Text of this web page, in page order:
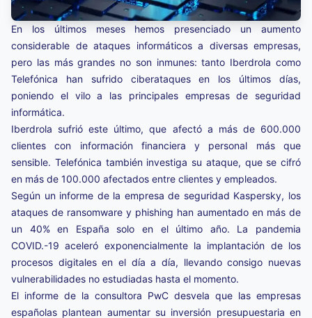
En los últimos meses hemos presenciado un aumento
considerable de ataques informáticos a diversas empresas,
pero las más grandes no son inmunes: tanto Iberdrola como
Telefónica han sufrido ciberataques en los últimos días,
poniendo el vilo a las principales empresas de seguridad
informática.
Iberdrola sufrió este último, que afectó a más de 600.000
clientes con información financiera y personal más que
sensible. Telefónica también investiga su ataque, que se cifró
en más de 100.000 afectados entre clientes y empleados.
Según un informe de la empresa de seguridad Kaspersky, los
ataques de ransomware y phishing han aumentado en más de
un 40% en España solo en el último año. La pandemia
COVID.-19 aceleró exponencialmente la implantación de los
procesos digitales en el día a día, llevando consigo nuevas
vulnerabilidades no estudiadas hasta el momento.
El informe de la consultora PwC desvela que las empresas
españolas plantean aumentar su inversión presupuestaria en